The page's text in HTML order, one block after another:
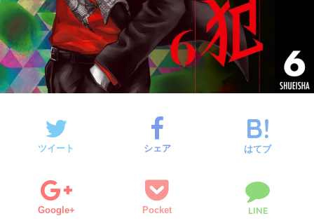
ツイート シェア はてブ
Google+ Pocket LINE